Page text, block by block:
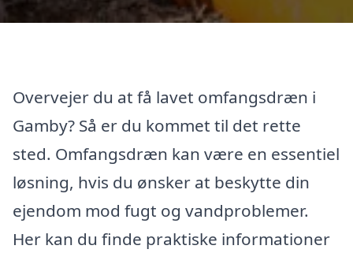
Overvejer du at få lavet omfangsdræn i
Gamby? Så er du kommet til det rette
sted. Omfangsdræn kan være en essentiel
løsning, hvis du ønsker at beskytte din
ejendom mod fugt og vandproblemer.
Her kan du finde praktiske informationer